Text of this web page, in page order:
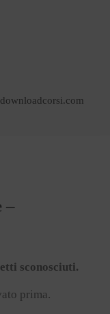
–
sconosciuti.
prima.